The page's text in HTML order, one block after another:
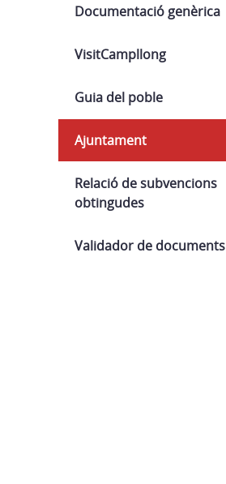
Documentació genèrica
VisitCampllong
Guia del poble
Ajuntament
Relació de subvencions
obtingudes
Validador de documents